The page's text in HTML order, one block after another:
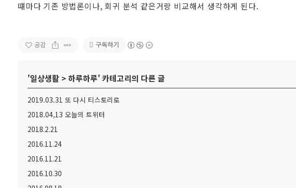
떄마다 기존 방법론이나, 회귀 분석 같은거랑 비교해서 생각하게 된다.
공감 구독하기
'일상생활 > 하루하루' 카테고리의 다른 글
2019.03.31 또 다시 티스토리로
2018.04,13 오늘의 트위터
2018.2.21
2016.11.24
2016.11.21
2016.10.30